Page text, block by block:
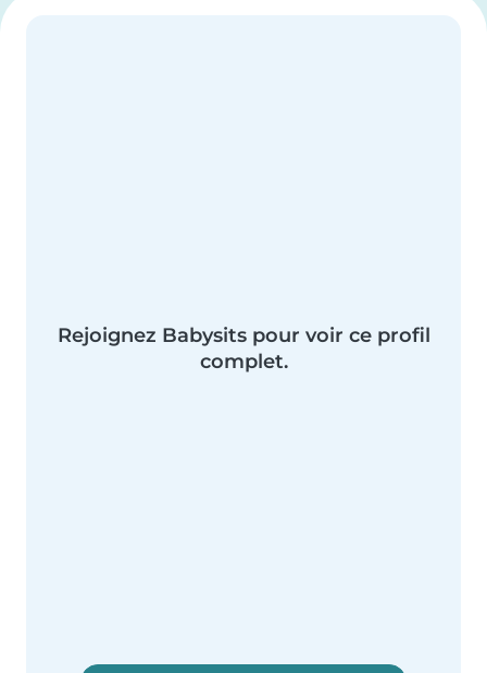
Rejoignez Babysits pour voir ce profil
complet.